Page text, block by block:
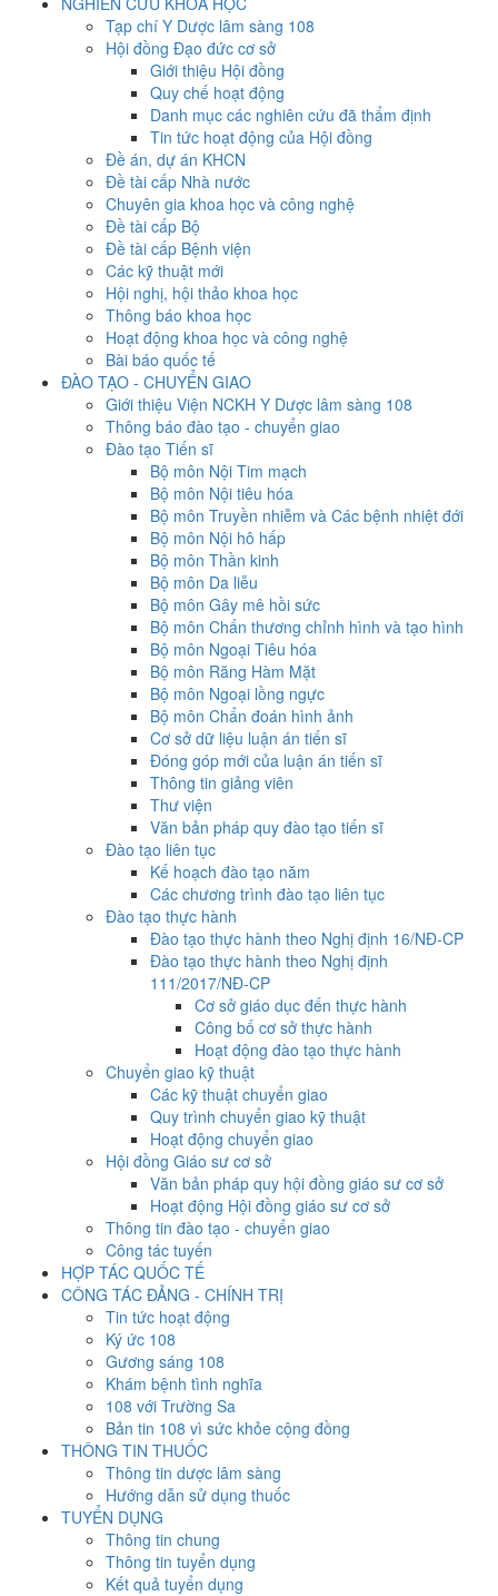
Tạp chí Y Dược lâm sàng 108
Hội đồng Đạo đức cơ sở
Giới thiệu Hội đồng
Quy chế hoạt động
Danh mục các nghiên cứu đã thẩm định
Tin tức hoạt động của Hội đồng
Đề án, dự án KHCN
Đề tài cấp Nhà nước
Chuyên gia khoa học và công nghệ
Đề tài cấp Bộ
Đề tài cấp Bệnh viện
Các kỹ thuật mới
Hội nghị, hội thảo khoa học
Thông báo khoa học
Hoạt động khoa học và công nghệ
Bài báo quốc tế
ĐÀO TẠO - CHUYỂN GIAO
Giới thiệu Viện NCKH Y Dược lâm sàng 108
Thông báo đào tạo - chuyển giao
Đào tạo Tiến sĩ
Bộ môn Nội Tim mạch
Bộ môn Nội tiêu hóa
Bộ môn Truyền nhiễm và Các bệnh nhiệt đới
Bộ môn Nội hô hấp
Bộ môn Thần kinh
Bộ môn Da liễu
Bộ môn Gây mê hồi sức
Bộ môn Chấn thương chỉnh hình và tạo hình
Bộ môn Ngoại Tiêu hóa
Bộ môn Răng Hàm Mặt
Bộ môn Ngoại lồng ngực
Bộ môn Chẩn đoán hình ảnh
Cơ sở dữ liệu luận án tiến sĩ
Đóng góp mới của luận án tiến sĩ
Thông tin giảng viên
Thư viện
Văn bản pháp quy đào tạo tiến sĩ
Đào tạo liên tục
Kế hoạch đào tạo năm
Các chương trình đào tạo liên tục
Đào tạo thực hành
Đào tạo thực hành theo Nghị định 16/NĐ-CP
Đào tạo thực hành theo Nghị định
111/2017/NĐ-CP
Cơ sở giáo dục đến thực hành
Công bố cơ sở thực hành
Hoạt động đào tạo thực hành
Chuyển giao kỹ thuật
Các kỹ thuật chuyển giao
Quy trình chuyển giao kỹ thuật
Hoạt động chuyển giao
Hội đồng Giáo sư cơ sở
Văn bản pháp quy hội đồng giáo sư cơ sở
Hoạt động Hội đồng giáo sư cơ sở
Thông tin đào tạo - chuyển giao
Công tác tuyến
HỢP TÁC QUỐC TẾ
CÔNG TÁC ĐẢNG - CHÍNH TRỊ
Tin tức hoạt động
Ký ức 108
Gương sáng 108
Khám bệnh tình nghĩa
108 với Trường Sa
Bản tin 108 vì sức khỏe cộng đồng
THÔNG TIN THUỐC
Thông tin dược lâm sàng
Hướng dẫn sử dụng thuốc
TUYỂN DỤNG
Thông tin chung
Thông tin tuyển dụng
Kết quả tuyển dụng